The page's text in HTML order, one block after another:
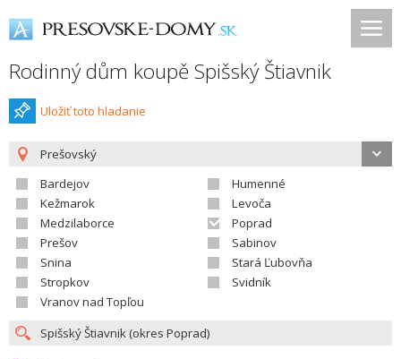
Rodinný dům koupě Spišský Štiavnik
Uložiť toto hladanie
Prešovský
Bardejov
Humenné
Kežmarok
Levoča
Medzilaborce
Poprad
Prešov
Sabinov
Snina
Stará Ľubovňa
Stropkov
Svidník
Vranov nad Topľou